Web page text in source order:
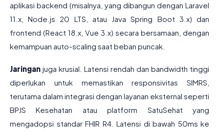
aplikasi backend (misalnya, yang dibangun dengan Laravel
11.x, Node.js 20 LTS, atau Java Spring Boot 3.x) dan
frontend (React 18.x, Vue 3.x) secara bersamaan, dengan
kemampuan auto-scaling saat beban puncak.
Jaringan juga krusial. Latensi rendah dan bandwidth tinggi
diperlukan untuk memastikan responsivitas SIMRS,
terutama dalam integrasi dengan layanan eksternal seperti
BPJS Kesehatan atau platform SatuSehat yang
mengadopsi standar FHIR R4. Latensi di bawah 50ms ke